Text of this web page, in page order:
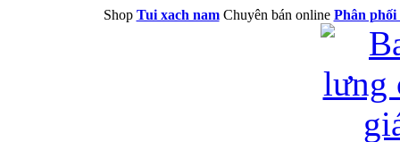
Shop Tui xach namChuyên bán online Phân phối